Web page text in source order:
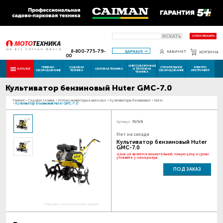
ИСКАТЬ СТАТУС РЕМОНТА
8-800-775-79-
00
БАРНАУЛ КАБИНЕТ КОРЗИНА
КАТАЛОГ ПНЕВМО
ОБОРУДОВАНИЕ
САДОВАЯ
ТЕХНИКА СИЛОВАЯ ТЕХНИКА
СНЕГОУБОРОЧНАЯ
И ТЕПЛОВАЯ
ТЕХНИКА
СТРОИТЕЛЬНОЕ
ОБОРУДОВАНИЕ
ЭЛЕКТРО
ИНСТРУМЕНТ
Культиватор бензиновый Huter GMC-7.0
Главная - Садовая техника - Мотокультиваторы и навесное - Культиваторы бензиновые - Huter
- Культиватор бензиновый Huter GMC-7.0
Наведите для увеличения картинки
Артикул: 70/5/8
Нет на складе
Культиватор бензиновый Huter
GMC-7.0
Цена не является окончательной, точную цену и сроки
уточняйте у менеджера
ПОД ЗАКАЗ